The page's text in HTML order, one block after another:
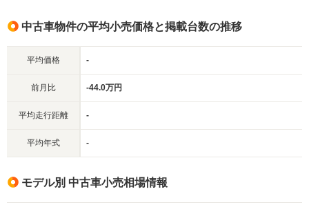
中古車物件の平均小売価格と掲載台数の推移
平均価格 -
前月比 -44.0万円
平均走行距離 -
平均年式 -
モデル別 中古車小売相場情報